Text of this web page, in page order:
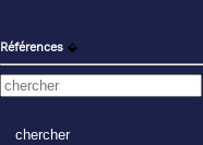
Références ⬙